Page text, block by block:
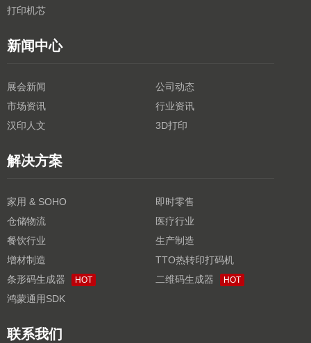
打印机芯
新闻中心
展会新闻
公司动态
市场资讯
行业资讯
汉印人文
3D打印
解决方案
家用 & SOHO
即时零售
仓储物流
医疗行业
餐饮行业
生产制造
增材制造
TTO热转印打码机
条形码生成器
HOT 二维码生成器 HOT
鸿蒙通用SDK
联系我们